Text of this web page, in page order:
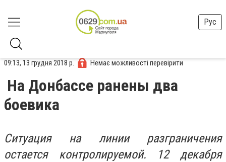
Рус
09:13, 13 грудня 2018 р. Немає можливості перевірити
На Донбассе ранены два
боевика
Ситуация на линии разграничения
остается контролируемой. 12 декабря